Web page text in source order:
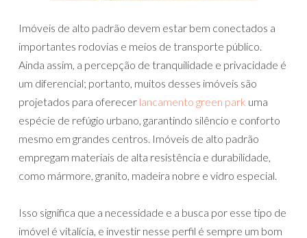
Imóveis de alto padrão devem estar bem conectados a
importantes rodovias e meios de transporte público.
Ainda assim, a percepção de tranquilidade e privacidade é
um diferencial; portanto, muitos desses imóveis são
projetados para oferecer lancamento green park uma
espécie de refúgio urbano, garantindo silêncio e conforto
mesmo em grandes centros. Imóveis de alto padrão
empregam materiais de alta resistência e durabilidade,
como mármore, granito, madeira nobre e vidro especial.
Isso significa que a necessidade e a busca por esse tipo de
imóvel é vitalícia, e investir nesse perfil é sempre um bom